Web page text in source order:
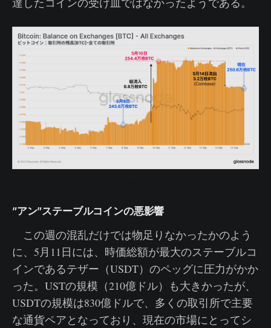
”アン”ステーブルコインの悪影響
この週の混乱だけでは物足りなかったかのよう
に、5月11日には、時価総額が最大のステーブルコ
インであるテザー（USDT）のペッグに圧力がかか
った。USTの規模（210億ドル）も大きかったが、
USDTの規模は830億ドルで、多くの取引所で主要
な通貨ペアとなっており、現在の市場にとってシ